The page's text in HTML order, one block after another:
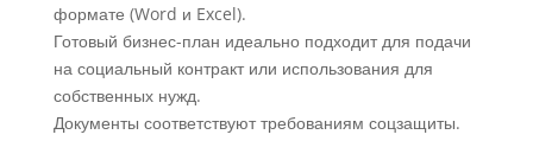
формате (Word и Excel).
Готовый бизнес-план идеально подходит для подачи
на социальный контракт или использования для
собственных нужд.
Документы соответствуют требованиям соцзащиты.